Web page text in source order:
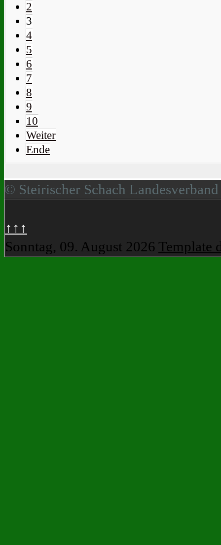
2
3
4
5
6
7
8
9
10
Weiter
Ende
© Steirischer Schach Landesverband
↑↑↑
Sonntag, 09. August 2026 Template